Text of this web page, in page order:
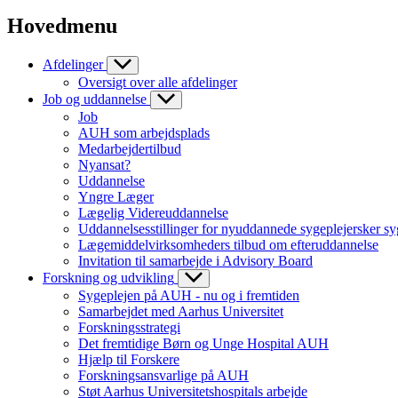
Hovedmenu
Afdelinger
Oversigt over alle afdelinger
Job og uddannelse
Job
AUH som arbejdsplads
Medarbejdertilbud
Nyansat?
Uddannelse
Yngre Læger
Lægelig Videreuddannelse
Uddannelsesstillinger for nyuddannede sygeplejersker
Lægemiddelvirksomheders tilbud om efteruddannelse
Invitation til samarbejde i Advisory Board
Forskning og udvikling
Sygeplejen på AUH - nu og i fremtiden
Samarbejdet med Aarhus Universitet
Forskningsstrategi
Det fremtidige Børn og Unge Hospital AUH
Hjælp til Forskere
Forskningsansvarlige på AUH
Støt Aarhus Universitetshospitals arbejde